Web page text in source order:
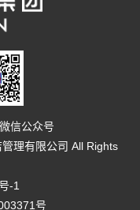
微信公众号
理有限公司 All Rights
-1
号